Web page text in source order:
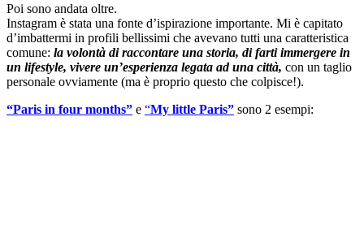
Poi sono andata oltre.
Instagram è stata una fonte d’ispirazione importante. Mi è capitato
d’imbattermi in profili bellissimi che avevano tutti una caratteristica
comune: la volontà di raccontare una storia, di farti immergere in
un lifestyle, vivere un’esperienza legata ad una città, con un taglio
personale ovviamente (ma è proprio questo che colpisce!).
“Paris in four months” e “My little Paris” sono 2 esempi: